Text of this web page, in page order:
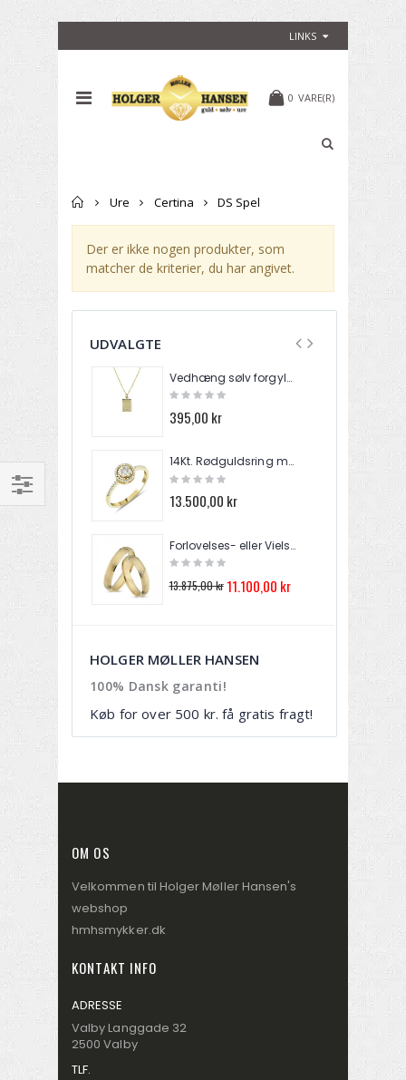
LINKS
0 VARE(R)
Forside
Ure Certina DS Spel
Der er ikke nogen produkter, som
matcher de kriterier, du har angivet.
UDVALGTE
Vedhæng sølv forgyldt MUNA zirkonia med kæde 2040270
395,00 kr
14Kt. Rødguldsring med 0,31ct. W/SI brillanter RA024905
13.500,00 kr
Forlovelses- eller Vielsesringe i 14kt. Rødguld A3835
13.875,00 kr 11.100,00 kr
HOLGER MØLLER HANSEN
100% Dansk garanti!
Køb for over 500 kr. få gratis fragt!
OM OS
Velkommen til Holger Møller Hansen's
webshop
hmhsmykker.dk
KONTAKT INFO
ADRESSE
Valby Langgade 32
2500 Valby
TLF.